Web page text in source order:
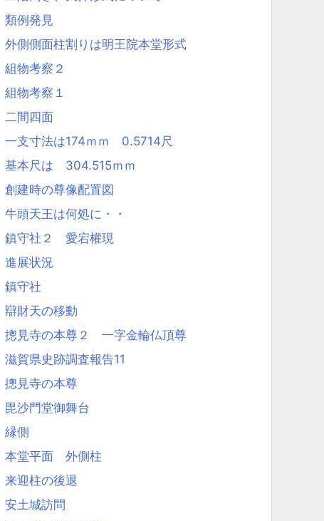
類例発見
外側側面柱割りは明王院本堂形式
組物考察２
組物考察１
二間四面
一支寸法は174ｍｍ 0.5714尺
基本尺は 304.515ｍｍ
創建時の尊像配置図
牛頭天王は何処に・・
鎮守社２ 愛宕權現
進展状況
鎮守社
辯財天の移動
摠見寺の本尊２ 一字金輪仏頂尊
滋賀県史跡調査報告11
摠見寺の本尊
毘沙門堂御舞台
縁側
本堂平面 外側柱
来迎柱の後退
安土城訪問